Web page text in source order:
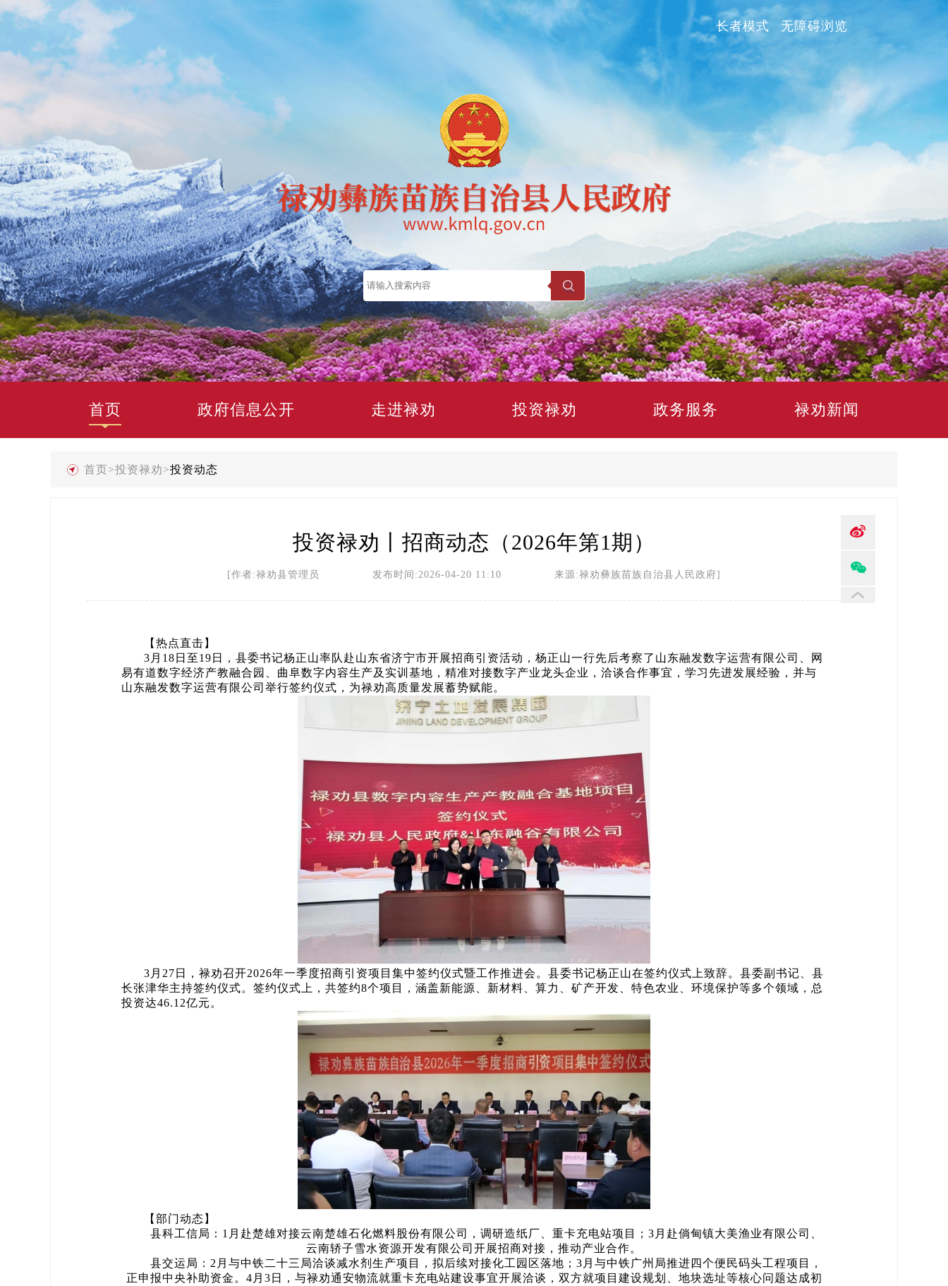
无障碍浏览
长者模式
首页 政府信息公开 走进禄劝 投资禄劝 政务服务 禄劝新闻
首页>投资禄劝>投资动态
投资禄劝丨招商动态（2026年第1期）
[作者:禄劝县管理员 发布时间:2026-04-20 11:10 来源:禄劝彝族苗族自治县人民政府]
【热点直击】
3月18日至19日，县委书记杨正山率队赴山东省济宁市开展招商引资活动，杨正山一行先后考察了山东融发数字运营有限公司、网
易有道数字经济产教融合园、曲阜数字内容生产及实训基地，精准对接数字产业龙头企业，洽谈合作事宜，学习先进发展经验，并与
山东融发数字运营有限公司举行签约仪式，为禄劝高质量发展蓄势赋能。
3月27日，禄劝召开2026年一季度招商引资项目集中签约仪式暨工作推进会。县委书记杨正山在签约仪式上致辞。县委副书记、县
长张津华主持签约仪式。签约仪式上，共签约8个项目，涵盖新能源、新材料、算力、矿产开发、特色农业、环境保护等多个领域，总
投资达46.12亿元。
【部门动态】
县科工信局：1月赴楚雄对接云南楚雄石化燃料股份有限公司，调研造纸厂、重卡充电站项目；3月赴倘甸镇大美渔业有限公司、
云南轿子雪水资源开发有限公司开展招商对接，推动产业合作。
县交运局：2月与中铁二十三局洽谈减水剂生产项目，拟后续对接化工园区落地；3月与中铁广州局推进四个便民码头工程项目，
正申报中央补助资金。4月3日，与禄劝通安物流就重卡充电站建设事宜开展洽谈，双方就项目建设规划、地块选址等核心问题达成初